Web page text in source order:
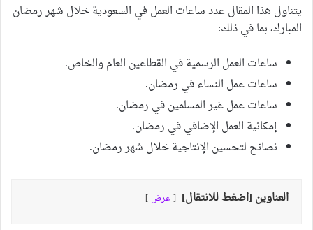
يتناول هذا المقال عدد ساعات العمل في السعودية خلال شهر رمضان
المبارك، بما في ذلك:
ساعات العمل الرسمية في القطاعين العام والخاص.
ساعات عمل النساء في رمضان.
ساعات عمل غير المسلمين في رمضان.
إمكانية العمل الإضافي في رمضان.
نصائح لتحسين الإنتاجية خلال شهر رمضان.
العناوين [اضغط للانتقال] عرض